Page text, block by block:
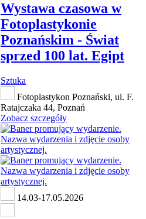
Wystawa czasowa w
Fotoplastykonie
Poznańskim - Świat
sprzed 100 lat. Egipt
Sztuka
Fotoplastykon Poznański, ul. F.
Ratajczaka 44, Poznań
Zobacz szczegóły
14.03-17.05.2026